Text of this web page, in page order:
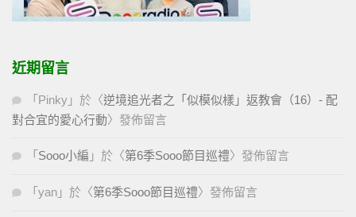
近期留言
「 Pinky 」於〈逆境追光者之「似模似樣」返教會（16）- 配
對合宜的愛心行動〉發佈留言
「 Sooo小編 」於〈第6季Sooo節目巡禮〉發佈留言
「 yan 」於〈第6季Sooo節目巡禮〉發佈留言